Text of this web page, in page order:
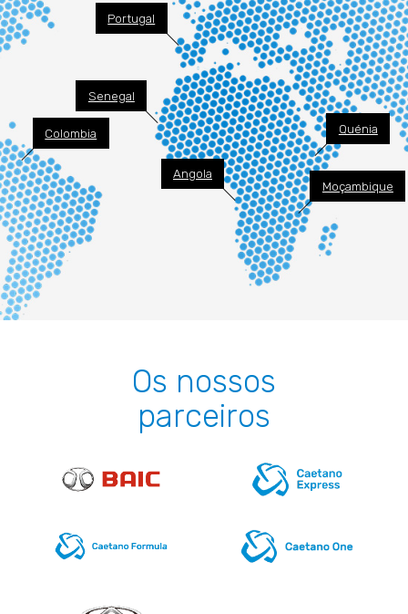
Portugal
Senegal
Colombia Quénia
Angola
Moçambique
Os nossos
parceiros